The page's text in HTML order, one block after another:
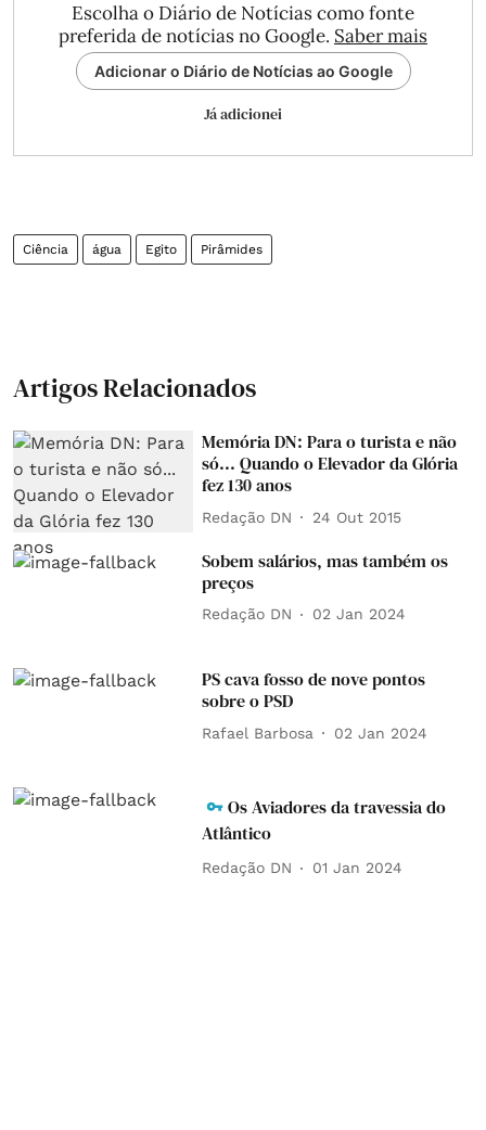
Escolha o Diário de Notícias como fonte
preferida de notícias no Google. Saber mais
Adicionar o Diário de Notícias ao Google
Já adicionei
Ciência água Egito Pirâmides
Artigos Relacionados
Memória DN: Para o turista e não
só... Quando o Elevador da Glória
fez 130 anos
Redação DN 24 Out 2015
Sobem salários, mas também os
preços
Redação DN 02 Jan 2024
PS cava fosso de nove pontos
sobre o PSD
Rafael Barbosa 02 Jan 2024
Os Aviadores da travessia do
Atlântico
Redação DN 01 Jan 2024